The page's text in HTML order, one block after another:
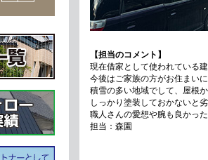
【担当のコメント】
現在借家として使われている
今後はご家族の方がお住まい
積雪の多い地域でして、屋根
しっかり塗装しておかないと
職人さんの愛想や腕も良かっ
担当：森園